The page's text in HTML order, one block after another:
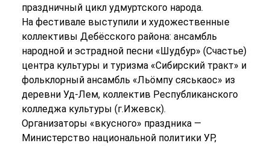
праздничный цикл удмуртского народа.
На фестивале выступили и художественные
коллективы Дебёсского района: ансамбль
народной и эстрадной песни «Шудбур» (Счастье)
центра культуры и туризма «Сибирский тракт» и
фольклорный ансамбль «Льӧмпу сяськаос» из
деревни Уд-Лем, коллектив Республиканского
колледжа культуры (г.Ижевск).
Организаторы «вкусного» праздника —
Министерство национальной политики УР,